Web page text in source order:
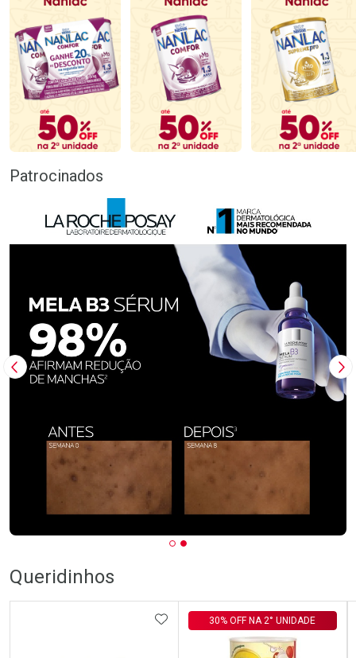
Patrocinados
Imagem Anterior
Queridinhos
ADICIONAR AOS FAVORITOS
30% OFF NA 2° UNIDADE